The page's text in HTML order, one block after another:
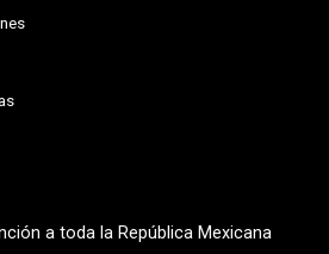
a toda la República Mexicana